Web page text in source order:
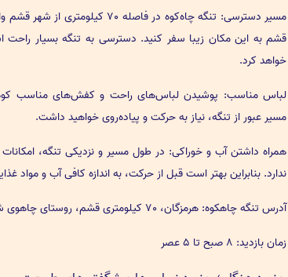
مسیر دسترسی: تنگه چاه‌کوه در فاصله
قشم به این مکان زیبا سفر کنید. دسترسی به تنگه بسیار
خواهد کرد.
لباس مناسب: پوشیدن لباس‌های راحت و کفش‌های مناسب
مسیر عبور از تنگه، نیاز به حرکت و پیاده‌روی خواهید داشت.
همراه داشتن آب و خوراکی: در طول مسیر و نزدیکی تنگه،
ندارد. بنابراین بهتر است قبل از حرکت، به اندازه کافی آب و مواد
آدرس تنگه چاهکوه: هرمزگان، 70 کیلومتری قشم، روستای چاهوی شرقی
زمان بازدید: 8 صبح تا 5 عصر